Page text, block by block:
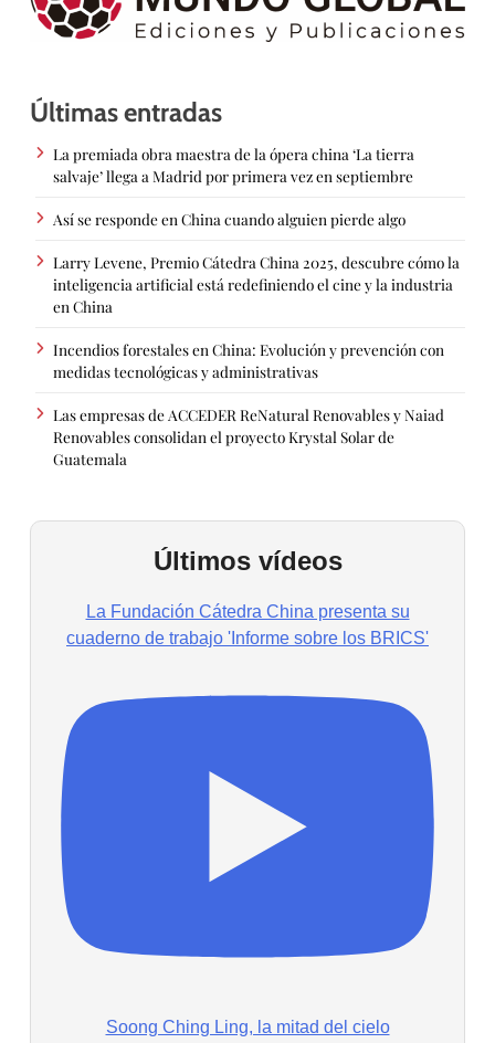
Últimas entradas
La premiada obra maestra de la ópera china ‘La tierra
salvaje’ llega a Madrid por primera vez en septiembre
Así se responde en China cuando alguien pierde algo
Larry Levene, Premio Cátedra China 2025, descubre cómo la
inteligencia artificial está redefiniendo el cine y la industria
en China
Incendios forestales en China: Evolución y prevención con
medidas tecnológicas y administrativas
Las empresas de ACCEDER ReNatural Renovables y Naiad
Renovables consolidan el proyecto Krystal Solar de
Guatemala
Últimos vídeos
La Fundación Cátedra China presenta su
cuaderno de trabajo 'Informe sobre los BRICS'
Soong Ching Ling, la mitad del cielo